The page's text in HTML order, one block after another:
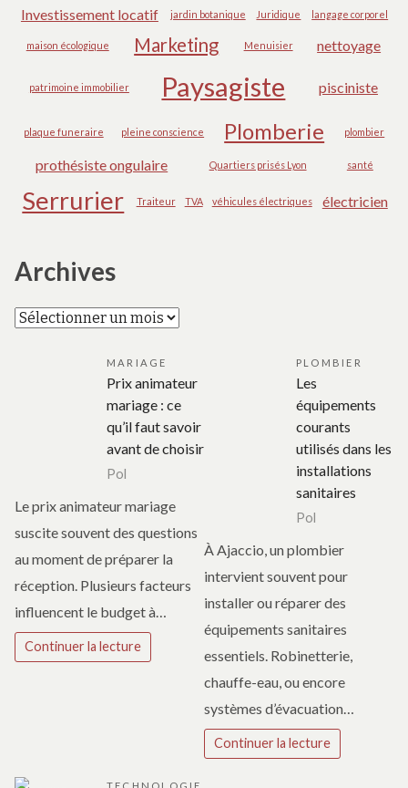
Investissement locatif jardin botanique Juridique langage corporel
maison écologique Marketing Menuisier nettoyage
patrimoine immobilier Paysagiste pisciniste
plaque funeraire pleine conscience Plomberie plombier
prothésiste ongulaire Quartiers prisés Lyon santé
Serrurier Traiteur TVA véhicules électriques électricien
Archives
Archives
MARIAGE
Prix animateur
mariage : ce
qu’il faut savoir
avant de choisir
Pol
Le prix animateur mariage
suscite souvent des questions
au moment de préparer la
réception. Plusieurs facteurs
influencent le budget à…
Continuer la lecture
PLOMBIER
Les
équipements
courants
utilisés dans les
installations
sanitaires
Pol
À Ajaccio, un plombier
intervient souvent pour
installer ou réparer des
équipements sanitaires
essentiels. Robinetterie,
chauffe-eau, ou encore
systèmes d’évacuation…
Continuer la lecture